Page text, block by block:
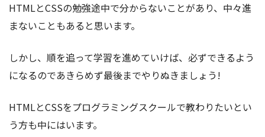
HTMLとCSSの勉強途中で分からないことがあり、中々進
まないこともあると思います。
しかし、順を追って学習を進めていけば、必ずできるよう
になるのであきらめず最後までやりぬきましょう!
HTMLとCSSをプログラミングスクールで教わりたいとい
う方も中にはいます。